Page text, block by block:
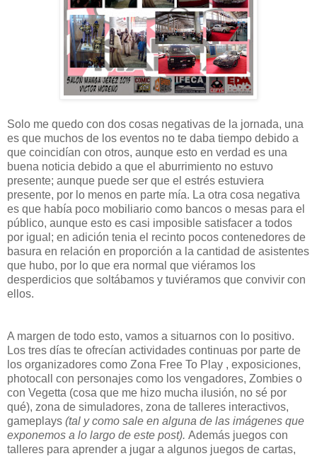
Solo me quedo con dos cosas negativas de la jornada, una
es que muchos de los eventos no te daba tiempo debido a
que coincidían con otros, aunque esto en verdad es una
buena noticia debido a que el aburrimiento no estuvo
presente; aunque puede ser que el estrés estuviera
presente, por lo menos en parte mía. La otra cosa negativa
es que había poco mobiliario como bancos o mesas para el
público, aunque esto es casi imposible satisfacer a todos
por igual; en adición tenia el recinto pocos contenedores de
basura en relación en proporción a la cantidad de asistentes
que hubo, por lo que era normal que viéramos los
desperdicios que soltábamos y tuviéramos que convivir con
ellos.
A margen de todo esto, vamos a situarnos con lo positivo.
Los tres días te ofrecían actividades continuas por parte de
los organizadores como Zona Free To Play , exposiciones,
photocall con personajes como los vengadores, Zombies o
con Vegetta (cosa que me hizo mucha ilusión, no sé por
qué), zona de simuladores, zona de talleres interactivos,
gameplays (tal y como sale en alguna de las imágenes que
exponemos a lo largo de este post). Además juegos con
talleres para aprender a jugar a algunos juegos de cartas,